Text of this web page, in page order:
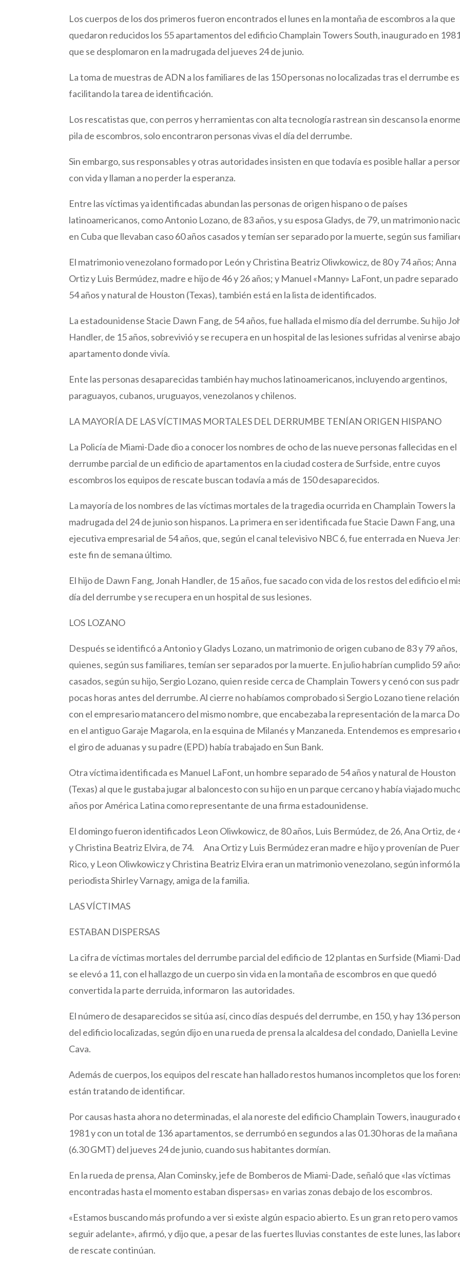
Los cuerpos de los dos primeros fueron encontrados el lunes en la montaña de escombros a la que
quedaron reducidos los 55 apartamentos del edificio Champlain Towers South, inaugurado en
que se desplomaron en la madrugada del jueves 24 de junio.
La toma de muestras de ADN a los familiares de las 150 personas no localizadas tras el derrumbe
facilitando la tarea de identificación.
Los rescatistas que, con perros y herramientas con alta tecnología rastrean sin descanso la
pila de escombros, solo encontraron personas vivas el día del derrumbe.
Sin embargo, sus responsables y otras autoridades insisten en que todavía es posible hallar a
con vida y llaman a no perder la esperanza.
Entre las víctimas ya identificadas abundan las personas de origen hispano o de países
latinoamericanos, como Antonio Lozano, de 83 años, y su esposa Gladys, de 79, un matrimonio
en Cuba que llevaban caso 60 años casados y temían ser separado por la muerte, según sus
El matrimonio venezolano formado por León y Christina Beatriz Oliwkowicz, de 80 y 74 años; Anna
Ortiz y Luis Bermúdez, madre e hijo de 46 y 26 años; y Manuel «Manny» LaFont, un padre separado
54 años y natural de Houston (Texas), también está en la lista de identificados.
La estadounidense Stacie Dawn Fang, de 54 años, fue hallada el mismo día del derrumbe. Su hijo
Handler, de 15 años, sobrevivió y se recupera en un hospital de las lesiones sufridas al venirse
apartamento donde vivía.
Ente las personas desaparecidas también hay muchos latinoamericanos, incluyendo argentinos,
paraguayos, cubanos, uruguayos, venezolanos y chilenos.
LA MAYORÍA DE LAS VÍCTIMAS MORTALES DEL DERRUMBE TENÍAN ORIGEN HISPANO
La Policía de Miami-Dade dio a conocer los nombres de ocho de las nueve personas fallecidas en el
derrumbe parcial de un edificio de apartamentos en la ciudad costera de Surfside, entre cuyos
escombros los equipos de rescate buscan todavía a más de 150 desaparecidos.
La mayoría de los nombres de las víctimas mortales de la tragedia ocurrida en Champlain Towers la
madrugada del 24 de junio son hispanos. La primera en ser identificada fue Stacie Dawn Fang, una
ejecutiva empresarial de 54 años, que, según el canal televisivo NBC 6, fue enterrada en Nueva
este fin de semana último.
El hijo de Dawn Fang, Jonah Handler, de 15 años, fue sacado con vida de los restos del edificio el
día del derrumbe y se recupera en un hospital de sus lesiones.
LOS LOZANO
Después se identificó a Antonio y Gladys Lozano, un matrimonio de origen cubano de 83 y 79 años,
quienes, según sus familiares, temían ser separados por la muerte. En julio habrían cumplido 59
casados, según su hijo, Sergio Lozano, quien reside cerca de Champlain Towers y cenó con sus
pocas horas antes del derrumbe. Al cierre no habíamos comprobado si Sergio Lozano tiene relación
con el empresario matancero del mismo nombre, que encabezaba la representación de la marca
en el antiguo Garaje Magarola, en la esquina de Milanés y Manzaneda. Entendemos es empresario
el giro de aduanas y su padre (EPD) había trabajado en Sun Bank.
Otra víctima identificada es Manuel LaFont, un hombre separado de 54 años y natural de Houston
(Texas) al que le gustaba jugar al baloncesto con su hijo en un parque cercano y había viajado
años por América Latina como representante de una firma estadounidense.
El domingo fueron identificados Leon Oliwkowicz, de 80 años, Luis Bermúdez, de 26, Ana Ortiz, de
y Christina Beatriz Elvira, de 74. Ana Ortiz y Luis Bermúdez eran madre e hijo y provenían de
Rico, y Leon Oliwkowicz y Christina Beatriz Elvira eran un matrimonio venezolano, según informó la
periodista Shirley Varnagy, amiga de la familia.
LAS VÍCTIMAS
ESTABAN DISPERSAS
La cifra de víctimas mortales del derrumbe parcial del edificio de 12 plantas en Surfside (Miami-
se elevó a 11, con el hallazgo de un cuerpo sin vida en la montaña de escombros en que quedó
convertida la parte derruida, informaron las autoridades.
El número de desaparecidos se sitúa así, cinco días después del derrumbe, en 150, y hay 136
del edificio localizadas, según dijo en una rueda de prensa la alcaldesa del condado, Daniella Levine
Cava.
Además de cuerpos, los equipos del rescate han hallado restos humanos incompletos que los
están tratando de identificar.
Por causas hasta ahora no determinadas, el ala noreste del edificio Champlain Towers, inaugurado
1981 y con un total de 136 apartamentos, se derrumbó en segundos a las 01.30 horas de la mañana
(6.30 GMT) del jueves 24 de junio, cuando sus habitantes dormían.
En la rueda de prensa, Alan Cominsky, jefe de Bomberos de Miami-Dade, señaló que «las víctimas
encontradas hasta el momento estaban dispersas» en varias zonas debajo de los escombros.
«Estamos buscando más profundo a ver si existe algún espacio abierto. Es un gran reto pero vamos
seguir adelante», afirmó, y dijo que, a pesar de las fuertes lluvias constantes de este lunes, las
de rescate continúan.